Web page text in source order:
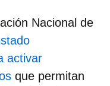
Nacional de
activar
que permitan